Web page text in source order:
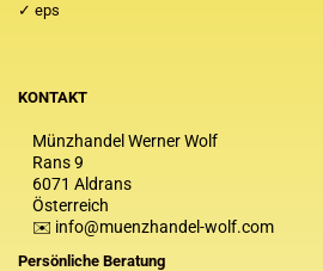
✓ eps
KONTAKT
Münzhandel Werner Wolf
Rans 9
6071 Aldrans
Österreich
✉️ info@muenzhandel-wolf.com
Persönliche Beratung